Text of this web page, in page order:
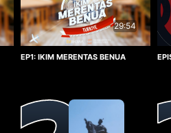
29:54
EP1: IKIM MERENTAS BENUA